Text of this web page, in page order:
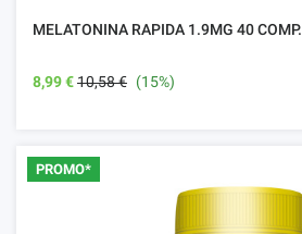
MELATONINA RAPIDA 1.9MG 40 COMP.
8,99 €10,58 € (15%)
PROMO*